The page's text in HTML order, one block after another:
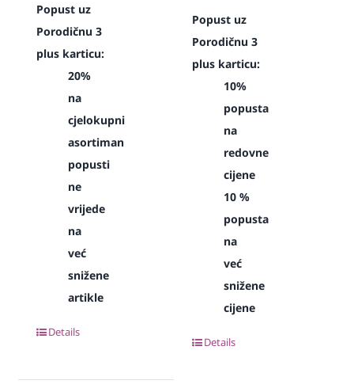
Popust uz
Porodičnu 3
plus karticu:
20%
na
cjelokupni
asortiman
popusti
ne
vrijede
na
već
snižene
artikle
Details
Popust uz
Porodičnu 3
plus karticu:
10%
popusta
na
redovne
cijene
10 %
popusta
na
već
snižene
cijene
Details